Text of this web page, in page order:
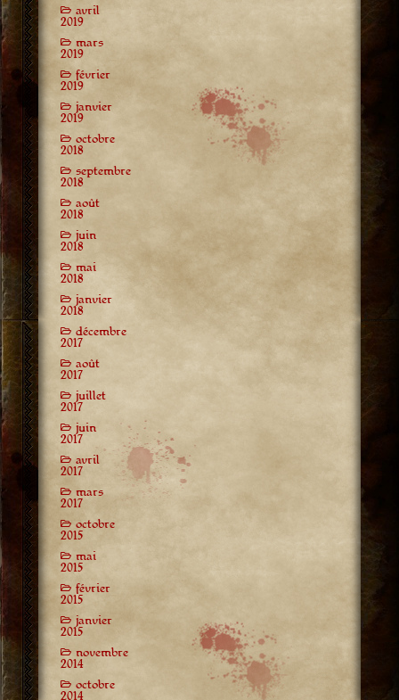
avril
2019
mars
2019
février
2019
janvier
2019
octobre
2018
septembre
2018
août
2018
juin
2018
mai
2018
janvier
2018
décembre
2017
août
2017
juillet
2017
juin
2017
avril
2017
mars
2017
octobre
2015
mai
2015
février
2015
janvier
2015
novembre
2014
octobre
2014